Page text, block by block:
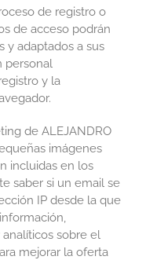
de registro o
de acceso podrán
y adaptados a sus
personal
y la
de ALEJANDRO
imágenes
incluidas en los
saber si un email se
IP desde la que
sobre el
mejorar la oferta